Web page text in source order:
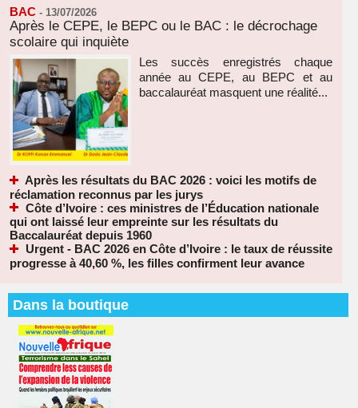
BAC - 13/07/2026
Après le CEPE, le BEPC ou le BAC : le décrochage
scolaire qui inquiète
Les succès enregistrés chaque
année au CEPE, au BEPC et au
baccalauréat masquent une réalité...
Après les résultats du BAC 2026 : voici les motifs de
réclamation reconnus par les jurys
Côte d’Ivoire : ces ministres de l’Éducation nationale
qui ont laissé leur empreinte sur les résultats du
Baccalauréat depuis 1960
Urgent - BAC 2026 en Côte d’Ivoire : le taux de réussite
progresse à 40,60 %, les filles confirment leur avance
Dans la boutique